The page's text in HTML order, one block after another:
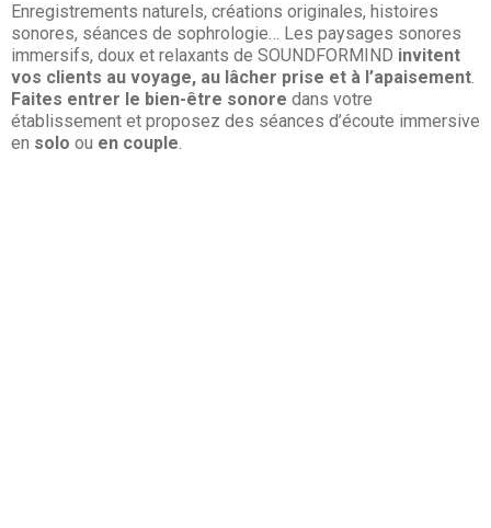
Enregistrements naturels, créations originales, histoires
sonores, séances de sophrologie… Les paysages sonores
immersifs, doux et relaxants de SOUNDFORMIND invitent
vos clients au voyage, au lâcher prise et à l’apaisement.
Faites entrer le bien-être sonore dans votre
établissement et proposez des séances d’écoute immersive
en solo ou en couple.